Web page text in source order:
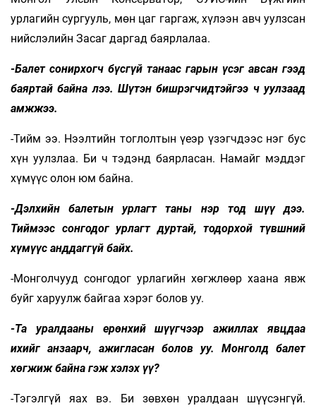
урлагийн сургууль, мөн цаг гаргаж, хүлээн авч уулзсан
нийслэлийн Засаг даргад баярлалаа.
-Балет сонирхогч бүсгүй танаас гарын үсэг авсан гээд
баяртай байна лээ. Шүтэн бишрэгчидтэйгээ ч уулзаад
амжжээ.
-Тийм ээ. Нээлтийн тоглолтын үеэр үзэгчдээс нэг бус
хүн уулзлаа. Би ч тэдэнд баярласан. Намайг мэддэг
хүмүүс олон юм байна.
-Дэлхийн балетын урлагт таны нэр тод шүү дээ.
Тиймээс сонгодог урлагт дуртай, тодорхой түвшний
хүмүүс анддаггүй байх.
-Монголчууд сонгодог урлагийн хөгжлөөр хаана явж
буйг харуулж байгаа хэрэг болов уу.
-Та уралдааны ерөнхий шүүгчээр ажиллах явцдаа
ихийг анзаарч, ажигласан болов уу. Монголд балет
хөгжиж байна гэж хэлэх үү?
-Тэгэлгүй яах вэ. Би зөвхөн уралдаан шүүсэнгүй.